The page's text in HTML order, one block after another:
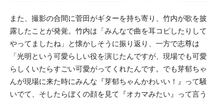
また、撮影の合間に菅田がギターを持ち寄り、竹内が歌を披
露したことが発覚。竹内は「みんなで曲を耳コピしたりして
やってましたね」と懐かしそうに振り返り、一方で志尊は
「光明という可愛らしい役を演じたんですが、現場でも可愛
らしくいたらすごい可愛がってくれたんです。でも芽郁ちゃ
んが現場に来た時にみんな『芽郁ちゃんかわいい！』って騒
いでて、そしたらぼくの顔を見て『オカマみたい』って言う